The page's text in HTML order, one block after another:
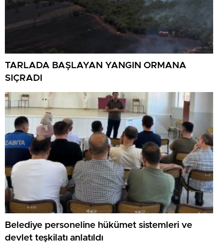
TARLADA BAŞLAYAN YANGIN ORMANA
SIÇRADI
Belediye personeline hükümet sistemleri ve
devlet teşkilatı anlatıldı